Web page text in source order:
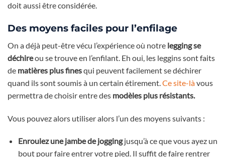
doit aussi être considérée.
Des moyens faciles pour l’enfilage
On a déjà peut-être vécu l’expérience où notre legging se
déchireou se trouve en l’enfilant. Eh oui, les leggins sont faits
de matières plus finesqui peuvent facilement se déchirer
quand ils sont soumis à un certain étirement.Ce site-làvous
permettra de choisir entre des modèles plus résistants.
Vous pouvez alors utiliser alors l’un des moyens suivants :
Enroulez une jambe de joggingjusqu’à ce que vous ayez un
bout pour faire entrer votre pied. Il suffit de faire rentrer